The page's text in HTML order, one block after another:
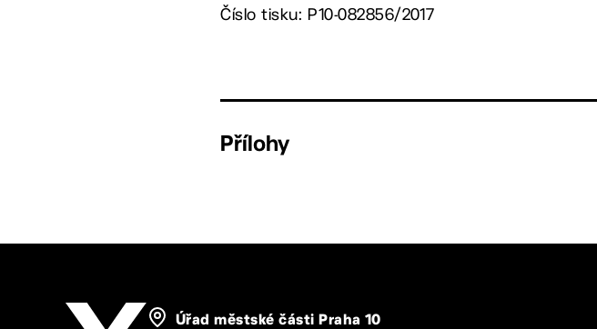
Číslo tisku: P10-082856/2017
Přílohy
Úřad městské části Praha 10